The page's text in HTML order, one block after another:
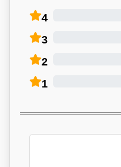
4
3
2
1